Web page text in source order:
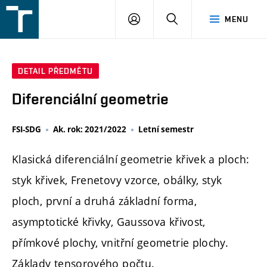
v
MENU
PŘIHLÁŠENÍ
DETAIL PŘEDMĚTU
Diferenciální geometrie
FSI-SDG Ak. rok: 2021/2022 Letní semestr
Klasická diferenciální geometrie křivek a ploch:
styk křivek, Frenetovy vzorce, obálky, styk
ploch, první a druhá základní forma,
asymptotické křivky, Gaussova křivost,
přímkové plochy, vnitřní geometrie plochy.
Základy tensorového počtu.